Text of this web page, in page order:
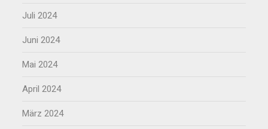
Juli 2024
Juni 2024
Mai 2024
April 2024
März 2024